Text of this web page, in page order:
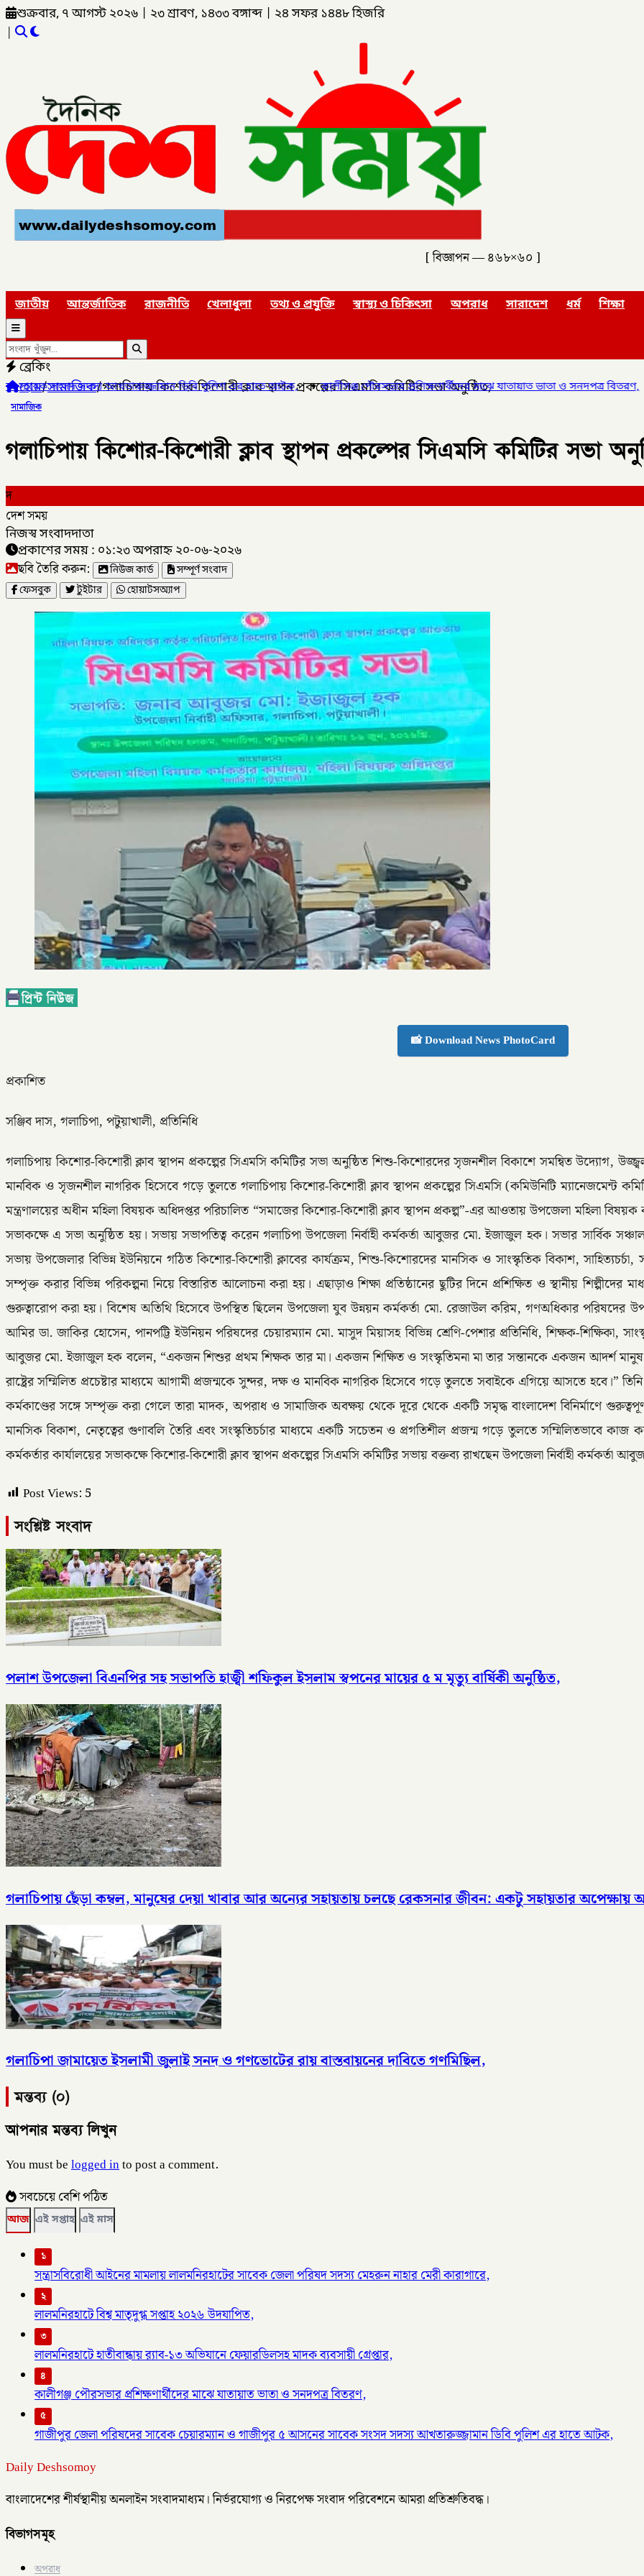
শুক্রবার, ৭ আগস্ট ২০২৬ ২৩ শ্রাবণ, ১৪৩৩ বঙ্গাব্দ ২৪ সফর ১৪৪৮ হিজরি
|
[ বিজ্ঞাপন — ৪৬৮×৬০ ]
জাতীয় আন্তর্জাতিক রাজনীতি খেলাধুলা তথ্য ও প্রযুক্তি স্বাস্থ্য ও চিকিৎসা অপরাধ সারাদেশ ধর্ম শিক্ষা
ব্রেকিং
আখতারুজ্জামান ডিবি পুলিশ এর হাতে আটক,✦কালীগঞ্জ পৌরসভার প্রশিক্ষণার্থীদের মাঝে যাতায়াত ভাতা ও সনদপত্র বিতরণ,✦লালমনিরহাটে
হোম/সামাজিক/গলাচিপায় কিশোর-কিশোরী ক্লাব স্থাপন প্রকল্পের সিএমসি কমিটির সভা অনুষ্ঠিত,
সামাজিক
গলাচিপায় কিশোর-কিশোরী ক্লাব স্থাপন প্রকল্পের সিএমসি কমিটির সভা
দ
দেশ সময়
নিজস্ব সংবাদদাতা
প্রকাশের সময় : ০১:২৩ অপরাহ্ন ২০-০৬-২০২৬
ছবি তৈরি করুন: নিউজ কার্ড
সম্পূর্ণ সংবাদ
ফেসবুক
টুইটার হোয়াটসঅ্যাপ
📸 Download News PhotoCard
প্রকাশিত
সঞ্জিব দাস, গলাচিপা, পটুয়াখালী, প্রতিনিধি
গলাচিপায় কিশোর-কিশোরী ক্লাব স্থাপন প্রকল্পের সিএমসি কমিটির সভা অনুষ্ঠিত শিশু-কিশোরদের সৃজনশীল বিকাশে সমন্বিত উদ্যোগ,
মানবিক ও সৃজনশীল নাগরিক হিসেবে গড়ে তুলতে গলাচিপায় কিশোর-কিশোরী ক্লাব স্থাপন প্রকল্পের সিএমসি (কমিউনিটি ম্যানেজমেন্ট
মন্ত্রণালয়ের অধীন মহিলা বিষয়ক অধিদপ্তর পরিচালিত “সমাজের কিশোর-কিশোরী ক্লাব স্থাপন প্রকল্প”-এর আওতায় উপজেলা মহিলা বিষয়ক
সভাকক্ষে এ সভা অনুষ্ঠিত হয়। সভায় সভাপতিত্ব করেন গলাচিপা উপজেলা নির্বাহী কর্মকর্তা আবুজর মো. ইজাজুল হক। সভার সার্বিক
সভায় উপজেলার বিভিন্ন ইউনিয়নে গঠিত কিশোর-কিশোরী ক্লাবের কার্যক্রম, শিশু-কিশোরদের মানসিক ও সাংস্কৃতিক বিকাশ,
সম্পৃক্ত করার বিভিন্ন পরিকল্পনা নিয়ে বিস্তারিত আলোচনা করা হয়। এছাড়াও শিক্ষা প্রতিষ্ঠানের ছুটির দিনে প্রশিক্ষিত ও স্থানীয়
গুরুত্বারোপ করা হয়। বিশেষ অতিথি হিসেবে উপস্থিত ছিলেন উপজেলা যুব উন্নয়ন কর্মকর্তা মো. রেজাউল করিম, গণঅধিকার পরিষদের
আমির ডা. জাকির হোসেন, পানপট্টি ইউনিয়ন পরিষদের চেয়ারম্যান মো. মাসুদ মিয়াসহ বিভিন্ন শ্রেণি-পেশার প্রতিনিধি, শিক্ষক-শিক্ষিকা,
আবুজর মো. ইজাজুল হক বলেন, “একজন শিশুর প্রথম শিক্ষক তার মা। একজন শিক্ষিত ও সংস্কৃতিমনা মা তার সন্তানকে একজন আদর্শ মানুষ
রাষ্ট্রের সম্মিলিত প্রচেষ্টার মাধ্যমে আগামী প্রজন্মকে সুন্দর, দক্ষ ও মানবিক নাগরিক হিসেবে গড়ে তুলতে সবাইকে এগিয়ে আসতে হবে।”
কর্মকাণ্ডের সঙ্গে সম্পৃক্ত করা গেলে তারা মাদক, অপরাধ ও সামাজিক অবক্ষয় থেকে দূরে থেকে একটি সমৃদ্ধ বাংলাদেশ বিনির্মাণে
মানসিক বিকাশ, নেতৃত্বের গুণাবলি তৈরি এবং সংস্কৃতিচর্চার মাধ্যমে একটি সচেতন ও প্রগতিশীল প্রজন্ম গড়ে তুলতে সম্মিলিতভাবে কাজ
কর্মকর্তার কার্যালয়ের সভাকক্ষে কিশোর-কিশোরী ক্লাব স্থাপন প্রকল্পের সিএমসি কমিটির সভায় বক্তব্য রাখছেন উপজেলা নির্বাহী কর্মকর্তা
Post Views: 5
সংশ্লিষ্ট সংবাদ
পলাশ উপজেলা বিএনপির সহ সভাপতি হাজ্বী শফিকুল ইসলাম স্বপনের মায়ের ৫ ম মৃত্যু বার্ষিকী অনুষ্ঠিত,
গলাচিপায় ছেঁড়া কম্বল, মানুষের দেয়া খাবার আর অন্যের সহায়তায় চলছে রেকসনার জীবন: একটু সহায়তার অপেক্ষায়
গলাচিপা জামায়েত ইসলামী জুলাই সনদ ও গণভোটের রায় বাস্তবায়নের দাবিতে গণমিছিল,
মন্তব্য (০)
আপনার মন্তব্য লিখুন
You must belogged into post a comment.
সবচেয়ে বেশি পঠিত
আজ এই সপ্তাহ এই মাস
১
সন্ত্রাসবিরোধী আইনের মামলায় লালমনিরহাটের সাবেক জেলা পরিষদ সদস্য মেহরুন নাহার মেরী কারাগারে,
২
লালমনিরহাটে বিশ্ব মাতৃদুগ্ধ সপ্তাহ ২০২৬ উদযাপিত,
৩
লালমনিরহাটে হাতীবান্ধায় র‌্যাব-১৩ অভিযানে ফেয়ারডিলসহ মাদক ব্যবসায়ী গ্রেপ্তার,
৪
কালীগঞ্জ পৌরসভার প্রশিক্ষণার্থীদের মাঝে যাতায়াত ভাতা ও সনদপত্র বিতরণ,
৫
গাজীপুর জেলা পরিষদের সাবেক চেয়ারম্যান ও গাজীপুর ৫ আসনের সাবেক সংসদ সদস্য আখতারুজ্জামান ডিবি পুলিশ এর হাতে আটক,
Daily Deshsomoy
বাংলাদেশের শীর্ষস্থানীয় অনলাইন সংবাদমাধ্যম। নির্ভরযোগ্য ও নিরপেক্ষ সংবাদ পরিবেশনে আমরা প্রতিশ্রুতিবদ্ধ।
বিভাগসমূহ
অপরাধ